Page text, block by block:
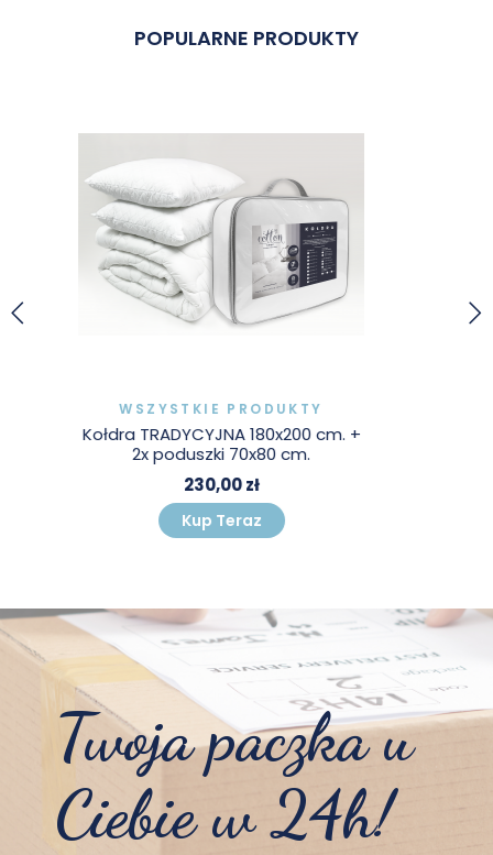
POPULARNE PRODUKTY
WSZYSTKIE PRODUKTY
Kołdra140x200 + poduszka 70x80 c
m 4 pory roku
175,00 zł
Kup Teraz
Twoja paczka u
Ciebie w 24h!